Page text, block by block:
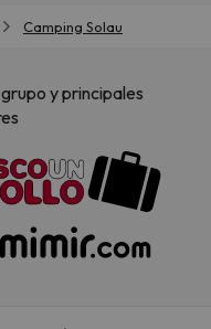
Camping Solau
y principales